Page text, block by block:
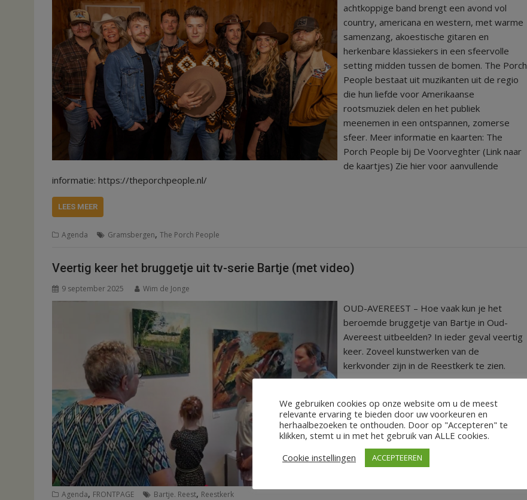
achtkoppige band brengt een avond vol
country, americana en western, met warme
samenzang, akoestische gitaren en
herkenbare klassiekers in een sfeervolle
setting midden tussen de bomen. The Porch
People bestaat uit muzikanten uit de regio
die hun liefde voor Amerikaanse
rootsmuziek delen en het publiek
meenemen in een ontspannen, zomerse
sfeer. Meer informatie en kaarten: The
Porch People bij De Voorveghter (Link naar
de kaartjes) Zie hier voor aanvullende
informatie: https://theporchpeople.nl/
LEES MEER
Agenda Gramsbergen, The Porch People
Veertig keer het bruggetje uit tv-serie Bartje (met video)
9 september 2025 Wim de Jonge
OUD-AVEREEST – Hoe vaak kun je het
beroemde bruggetje van Bartje in Oud-
Avereest uitbeelden? In ieder geval veertig
keer. Zoveel kunstwerken van de
kerkvonder zijn in de Reestkerk te zien.
Agenda, FRONTPAGE Bartje. Reest, Reestkerk
We gebruiken cookies op onze website om u de meest
relevante ervaring te bieden door uw voorkeuren en
herhaalbezoeken te onthouden. Door op "Accepteren" te
klikken, stemt u in met het gebruik van ALLE cookies.
Cookie instellingen
ACCEPTEEREN